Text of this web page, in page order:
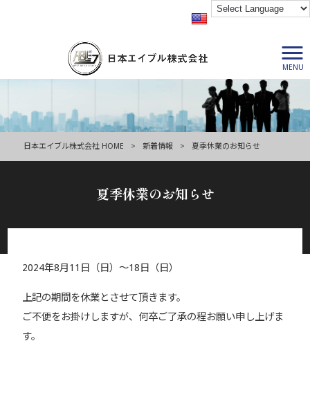
MENU
日本エイブル株式会社 HOME > 新着情報 > 夏季休業のお知らせ
夏季休業のお知らせ
2024年8月11日（日）～18日（日）
上記の期間を休業とさせて頂きます。
ご不便をお掛けしますが、何卒ご了承の程お願い申し上げま
す。